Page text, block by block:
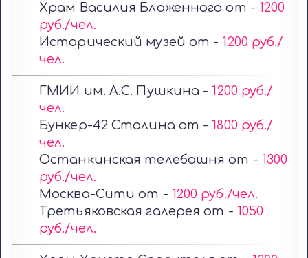
Храм Василия Блаженного от - 1200
руб./чел.
Исторический музей от - 1200 руб./
чел.
ГМИИ им. А.С. Пушкина - 1200 руб./
чел.
Бункер-42 Сталина от - 1800 руб./
чел.
Останкинская телебашня от - 1300
руб./чел.
Москва-Сити от - 1200 руб./чел.
Третьяковская галерея от - 1050
руб./чел.